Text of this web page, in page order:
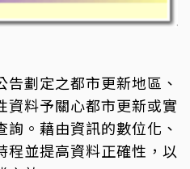
告劃定之都市更新地區、
資料予關心都市更新或實
。藉由資訊的數位化、
程並提高資料正確性，以